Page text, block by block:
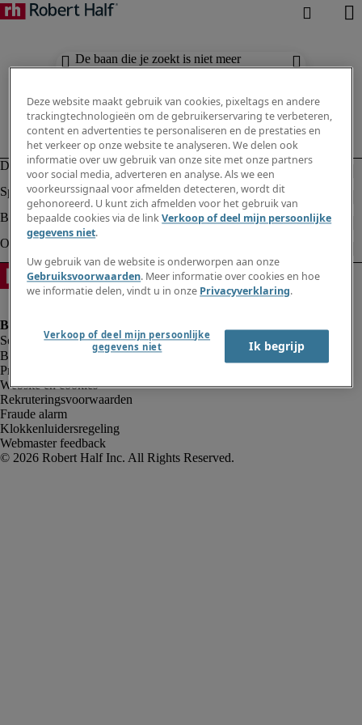
De baan die je zoekt is niet meer
beschikbaar. Zie vergelijkbare resultaten
Bedrijfsinformatie
Privacyverklaring
Website en cookies
Rekruteringsvoorwaarden
Fraude alarm
Klokkenluidersregeling
Webmaster feedback
Deze website maakt gebruik van cookies, pixeltags en andere
trackingtechnologieën om de gebruikerservaring te verbeteren,
content en advertenties te personaliseren en de prestaties en
het verkeer op onze website te analyseren. We delen ook
informatie over uw gebruik van onze site met onze partners
voor social media, adverteren en analyse. Als we een
voorkeurssignaal voor afmelden detecteren, wordt dit
gehonoreerd. U kunt zich afmelden voor het gebruik van
bepaalde cookies via de linkVerkoop of deel mijn persoonlijke
gegevens niet.
Uw gebruik van de website is onderworpen aan onze
Gebruiksvoorwaarden. Meer informatie over cookies en hoe
we informatie delen, vindt u in onze Privacyverklaring.
Verkoop of deel mijn persoonlijke
gegevens niet
Ik begrijp